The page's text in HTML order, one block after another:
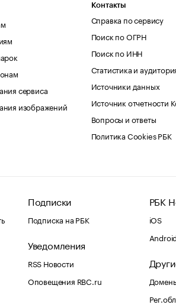
сервиса
изображений
Контакты
Справка по сервису
Поиск по ОГРН
Поиск по ИНН
Статистика и
Источники данных
Источник отчетности
Вопросы и ответы
Политика Cookies РБК
Подписки
Подписка на РБК
Уведомления
RSS Новости
Оповещения RBC.ru
РБК
iOS